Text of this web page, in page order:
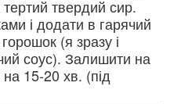
тертий твердий сир.
і додати в гарячий
(я зразу і
соус). Залишити на
15-20 хв. (під